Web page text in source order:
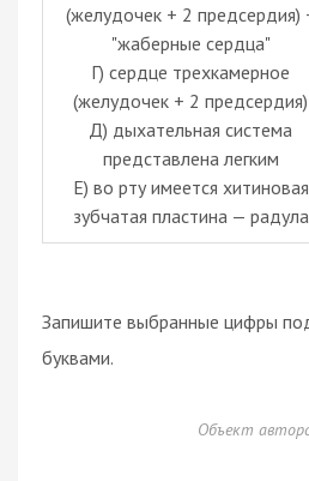
(желудочек + 2 предсердия)
"жаберные сердца"
Г) сердце трехкамерное
(желудочек + 2 предсердия)
Д) дыхательная система
представлена легким
Е) во рту имеется хитиновая
зубчатая пластина — радула
Запишите выбранные цифры
буквами.
Объект